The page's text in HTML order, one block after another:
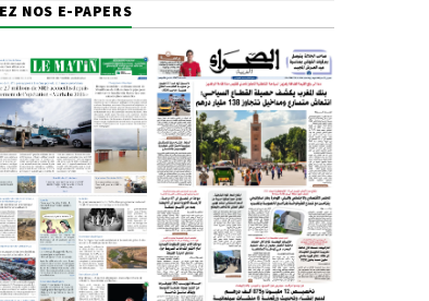
Forum
NOS E-PAPERS